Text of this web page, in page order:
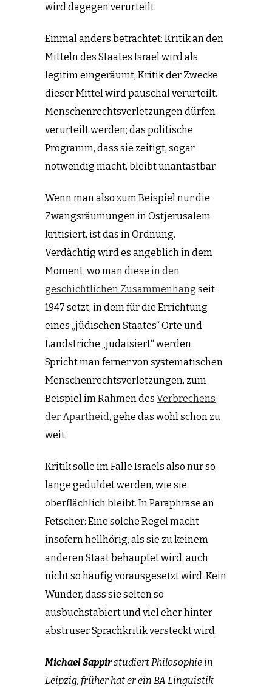
wird dagegen verurteilt.
Einmal anders betrachtet: Kritik an den
Mitteln des Staates Israel wird als
legitim eingeräumt, Kritik der Zwecke
dieser Mittel wird pauschal verurteilt.
Menschenrechtsverletzungen dürfen
verurteilt werden; das politische
Programm, dass sie zeitigt, sogar
notwendig macht, bleibt unantastbar.
Wenn man also zum Beispiel nur die
Zwangsräumungen in Ostjerusalem
kritisiert, ist das in Ordnung.
Verdächtig wird es angeblich in dem
Moment, wo man diese in den
geschichtlichen Zusammenhang seit
1947 setzt, in dem für die Errichtung
eines „jüdischen Staates“ Orte und
Landstriche „judaisiert“ werden.
Spricht man ferner von systematischen
Menschenrechtsverletzungen, zum
Beispiel im Rahmen des Verbrechens
der Apartheid, gehe das wohl schon zu
weit.
Kritik solle im Falle Israels also nur so
lange geduldet werden, wie sie
oberflächlich bleibt. In Paraphrase an
Fetscher: Eine solche Regel macht
insofern hellhörig, als sie zu keinem
anderen Staat behauptet wird, auch
nicht so häufig vorausgesetzt wird. Kein
Wunder, dass sie selten so
ausbuchstabiert und viel eher hinter
abstruser Sprachkritik versteckt wird.
Michael Sappirstudiert Philosophie in
Leipzig, früher hat er ein BA Linguistik